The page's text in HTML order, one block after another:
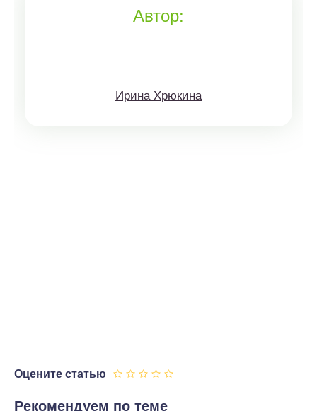
Автор:
Ирина Хрюкина
Оцените статью
Рекомендуем по теме